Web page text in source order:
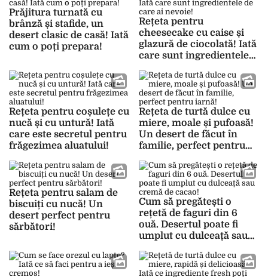
Prăjitura turnată cu
brânză și stafide, un
desert clasic de casă! Iată
cum o poți prepara!
Rețeta pentru
cheesecake cu caise și
glazură de ciocolată! Iată
care sunt ingredientele
Rețeta pentru coșulețe cu
nucă și cu untură! Iată
care este secretul pentru
frăgezimea aluatului!
Rețeta de turtă dulce cu
miere, moale și pufoasă!
Un desert de făcut în
familie, perfect pentru
Rețeta pentru salam de
biscuiți cu nucă! Un
desert perfect pentru
sărbători!
Cum să pregătești o
rețetă de faguri din 6
ouă. Desertul poate fi
umplut cu dulceață sau